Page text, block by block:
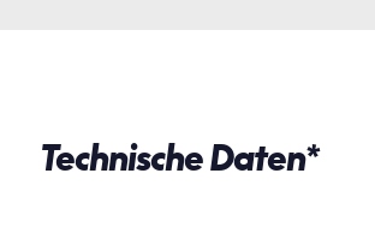
Technische Daten*